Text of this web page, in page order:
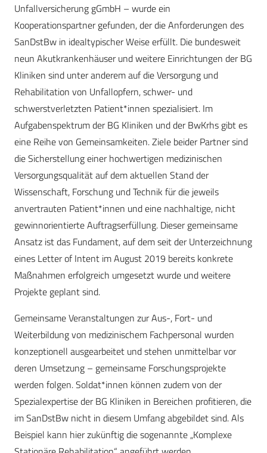
Unfallversicherung gGmbH – wurde ein
Kooperationspartner gefunden, der die Anforderungen des
SanDstBw in idealtypischer Weise erfüllt. Die bundesweit
neun Akutkrankenhäuser und weitere Einrichtungen der BG
Kliniken sind unter anderem auf die Versorgung und
Rehabilitation von Unfallopfern, schwer- und
schwerstverletzten Patient*innen spezialisiert. Im
Aufgabenspektrum der BG Kliniken und der BwKrhs gibt es
eine Reihe von Gemeinsamkeiten. Ziele beider Partner sind
die Sicherstellung einer hochwertigen medizinischen
Versorgungsqualität auf dem aktuellen Stand der
Wissenschaft, Forschung und Technik für die jeweils
anvertrauten Patient*innen und eine nachhaltige, nicht
gewinnorientierte Auftragserfüllung. Dieser gemeinsame
Ansatz ist das Fundament, auf dem seit der Unterzeichnung
eines Letter of Intent im August 2019 bereits konkrete
Maßnahmen erfolgreich umgesetzt wurde und weitere
Projekte geplant sind.
Gemeinsame Veranstaltungen zur Aus-, Fort- und
Weiterbildung von medizinischem Fachpersonal wurden
konzeptionell ausgearbeitet und stehen unmittelbar vor
deren Umsetzung – gemeinsame Forschungsprojekte
werden folgen. Soldat*innen können zudem von der
Spezialexpertise der BG Kliniken in Bereichen profitieren, die
im SanDstBw nicht in diesem Umfang abgebildet sind. Als
Beispiel kann hier zukünftig die sogenannte „Komplexe